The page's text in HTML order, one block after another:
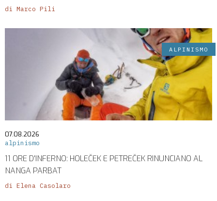
di Marco Pili
ALPINISMO
07.08.2026
alpinismo
11 ORE D'INFERNO: HOLEČEK E PETREČEK RINUNCIANO AL
NANGA PARBAT
di Elena Casolaro